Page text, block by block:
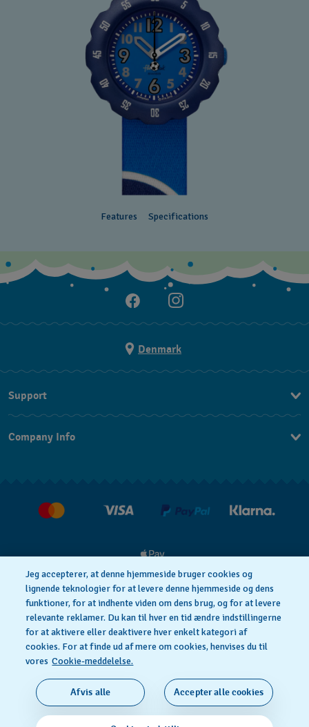
Features Specifications
Denmark
Support
FAQ
Salgsbetingelser
Withdraw from contract
Company Info
Privacy Policy Cookie notice
Anvendelsesbetingelser
SWISS MADE
© 2026 FLIK FLAK, A DIVISION OF SWATCH LTD. ALL
Jeg accepterer, at denne hjemmeside bruger cookies og
lignende teknologier for at levere denne hjemmeside og dens
funktioner, for at indhente viden om dens brug, og for at levere
relevante reklamer. Du kan til hver en tid ændre indstillingerne
for at aktivere eller deaktivere hver enkelt kategori af
cookies. For at finde ud af mere om cookies, henvises du til
vores Cookie-meddelelse.
Afvis alle Accepter alle cookies